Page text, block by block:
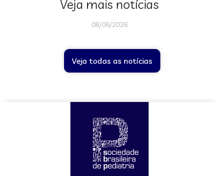
Veja mais notícias
08/06/2026
Veja todas as notícias